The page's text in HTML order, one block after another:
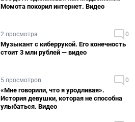
Момота покорил интернет. Видео
2 просмотра 0
Музыкант с киберрукой. Его конечность
стоит 3 млн рублей — видео
5 просмотров 0
«Мне говорили, что я уродливая».
История девушки, которая не способна
улыбаться. Видео